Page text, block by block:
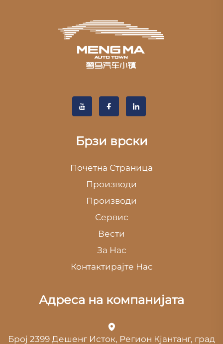
Брзи врски
Почетна Страница
Производи
Производи
Сервис
Вести
За Нас
Контактирајте Нас
Адреса на компанијата
Број 2399 Дешенг Исток, Регион Кјантанг, град